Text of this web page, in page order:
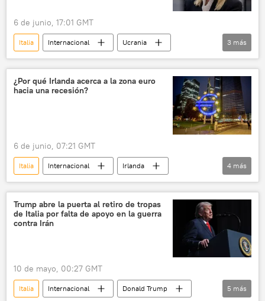
6 de junio, 17:01 GMT
Italia Internacional
Ucrania
🌍 Europa
crisis económica
energética
3 más
¿Por qué Irlanda acerca a la zona euro
hacia una recesión?
6 de junio, 07:21 GMT
Italia Internacional
Irlanda
Alemania
Banco Central Europeo (BCE)
Eurostat
The Telegraph
4 más
Trump abre la puerta al retiro de tropas
de Italia por falta de apoyo en la guerra
contra Irán
10 de mayo, 00:27 GMT
Italia Internacional
Donald Trump
5 más